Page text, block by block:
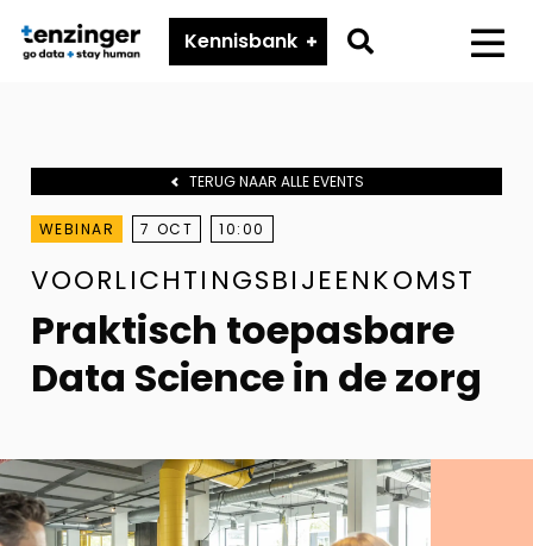
Tenzinger
Kennisbank
Go
TERUG NAAR ALLE EVENTS
WEBINAR 7 OCT 10:00
VOORLICHTINGSBIJEENKOMST
Praktisch toepasbare
Data Science in de zorg